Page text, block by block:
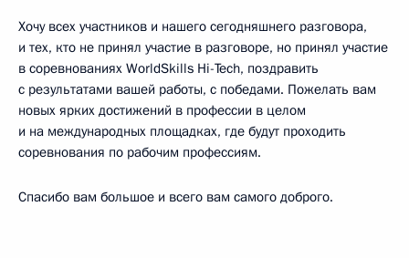
Хочу всех участников и нашего сегодняшнего разговора,
и тех, кто не принял участие в разговоре, но принял участие
в соревнованиях WorldSkills Hi-Tech, поздравить
с результатами вашей работы, с победами. Пожелать вам
новых ярких достижений в профессии в целом
и на международных площадках, где будут проходить
соревнования по рабочим профессиям.
Спасибо вам большое и всего вам самого доброго.